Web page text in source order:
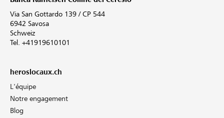
Via San Gottardo 139 / CP 544
6942 Savosa
Schweiz
Tel. +41919610101
heroslocaux.ch
L'équipe
Notre engagement
Blog